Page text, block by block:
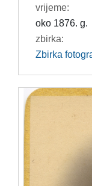
vrijeme:
oko 1876. g.
zbirka:
Zbirka